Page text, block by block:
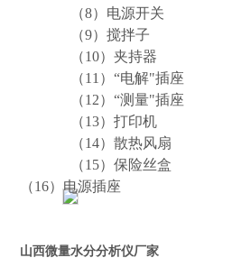
（8）电源开关
（9）搅拌子
（10）夹持器
（11 ）“电解"插座
（12）“测量"插座
（13）打印机
（14）散热风扇
（15）保险丝盒
（16）电源插座
山西微量水分分析仪厂家